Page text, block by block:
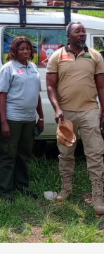
Administration